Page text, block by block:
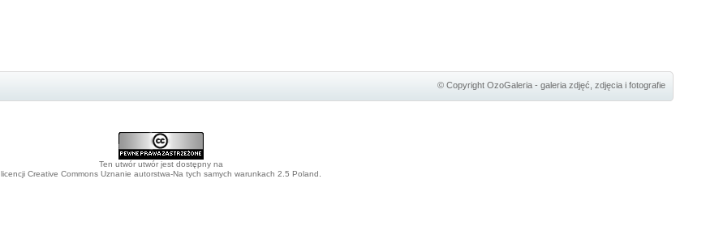
© Copyright OzoGaleria - galeria zdjęć, zdjęcia i fotografie
Ten utwór utwór jest dostępny na
licencji Creative Commons Uznanie autorstwa-Na tych samych warunkach 2.5 Poland